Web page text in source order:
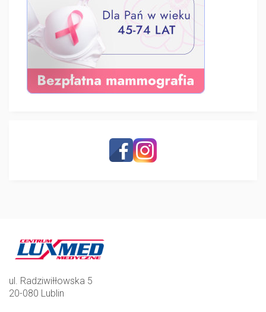
ul. Radziwiłłowska 5
20-080 Lublin